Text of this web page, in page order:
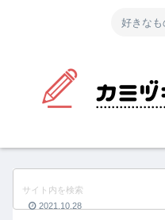
好きなも
2021.10.28